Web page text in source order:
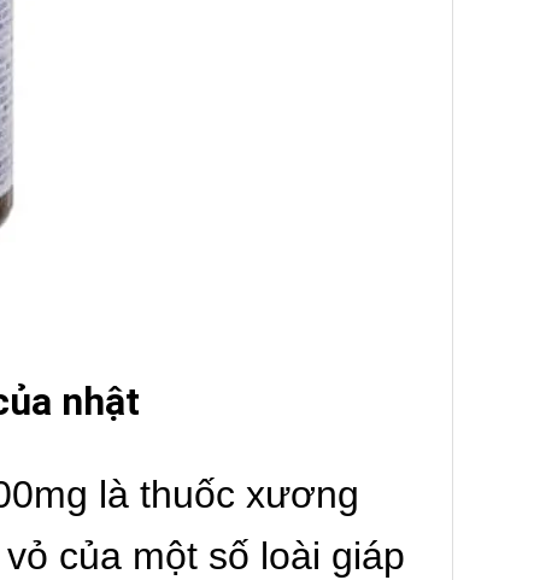
nhật
là thuốc xương
của một số loài giáp